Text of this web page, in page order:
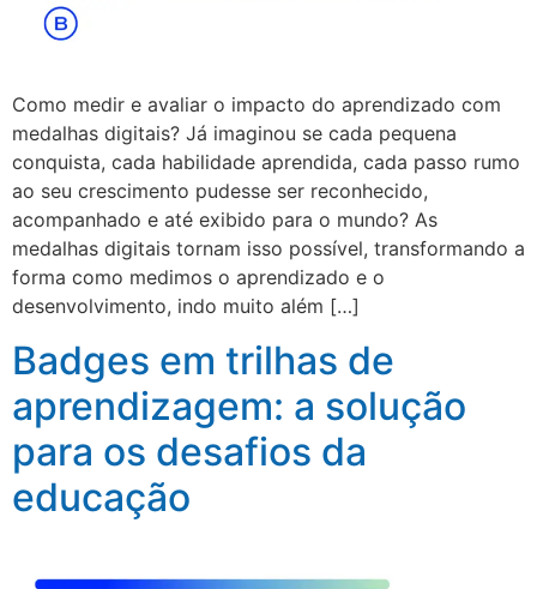
Como medir e avaliar o impacto do aprendizado com
medalhas digitais? Já imaginou se cada pequena
conquista, cada habilidade aprendida, cada passo rumo
ao seu crescimento pudesse ser reconhecido,
acompanhado e até exibido para o mundo? As
medalhas digitais tornam isso possível, transformando a
forma como medimos o aprendizado e o
desenvolvimento, indo muito além […]
Badges em trilhas de
aprendizagem: a solução
para os desafios da
educação